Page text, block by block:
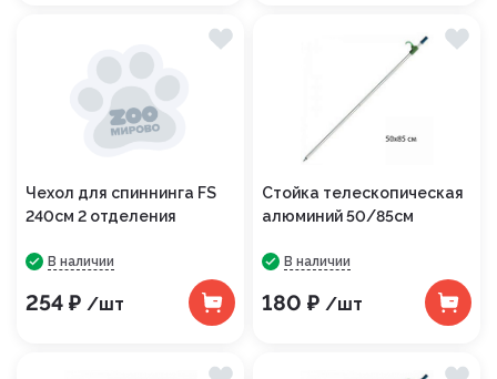
Чехол для спиннинга FS
240см 2 отделения
В наличии
254 ₽ /шт
Стойка телескопическая
алюминий 50/85см
В наличии
180 ₽ /шт